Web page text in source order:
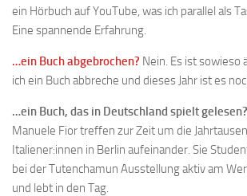
ein Hörbuch auf YouTube, was ich parallel als
Eine spannende Erfahrung.
…ein Buch abgebrochen? Nein. Es ist sowieso
ich ein Buch abbreche und dieses Jahr ist es
…ein Buch, das in Deutschland spielt gelesen?
Manuele Fior treffen zur Zeit um die
Italiener:innen in Berlin aufeinander. Sie
bei der Tutenchamun Ausstellung aktiv am
und lebt in den Tag.